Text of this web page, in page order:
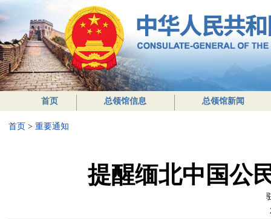
首页 总领馆信息 总领馆新闻
首页 > 重要通知
提醒缅北中国公